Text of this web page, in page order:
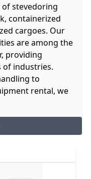
of stevedoring
containerized
cargoes. Our
are among the
providing
of industries.
to
rental, we